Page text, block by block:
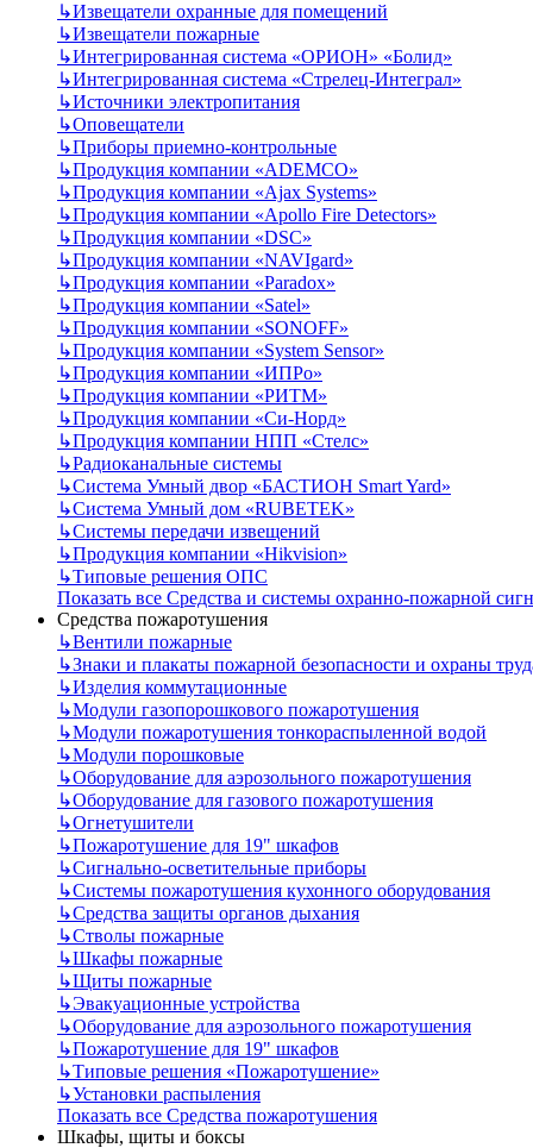
↳Извещатели охранные для помещений
↳Извещатели пожарные
↳Интегрированная система «ОРИОН» «Болид»
↳Интегрированная система «Стрелец-Интеграл»
↳Источники электропитания
↳Оповещатели
↳Приборы приемно-контрольные
↳Продукция компании «ADEMCO»
↳Продукция компании «Ajax Systems»
↳Продукция компании «Apollo Fire Detectors»
↳Продукция компании «DSC»
↳Продукция компании «NAVIgard»
↳Продукция компании «Paradox»
↳Продукция компании «Satel»
↳Продукция компании «SONOFF»
↳Продукция компании «System Sensor»
↳Продукция компании «ИПРо»
↳Продукция компании «РИТМ»
↳Продукция компании «Си-Норд»
↳Продукция компании НПП «Стелс»
↳Радиоканальные системы
↳Система Умный двор «БАСТИОН Smart Yard»
↳Система Умный дом «RUBETEK»
↳Системы передачи извещений
↳Продукция компании «Hikvision»
↳Типовые решения ОПС
Показать все Средства и системы охранно-пожарной
Средства пожаротушения
↳Вентили пожарные
↳Знаки и плакаты пожарной безопасности и охраны
↳Изделия коммутационные
↳Модули газопорошкового пожаротушения
↳Модули пожаротушения тонкораспыленной водой
↳Модули порошковые
↳Оборудование для аэрозольного пожаротушения
↳Оборудование для газового пожаротушения
↳Огнетушители
↳Пожаротушение для 19" шкафов
↳Сигнально-осветительные приборы
↳Системы пожаротушения кухонного оборудования
↳Средства защиты органов дыхания
↳Стволы пожарные
↳Шкафы пожарные
↳Щиты пожарные
↳Эвакуационные устройства
↳Оборудование для аэрозольного пожаротушения
↳Пожаротушение для 19" шкафов
↳Типовые решения «Пожаротушение»
↳Установки распыления
Показать все Средства пожаротушения
Шкафы, щиты и боксы